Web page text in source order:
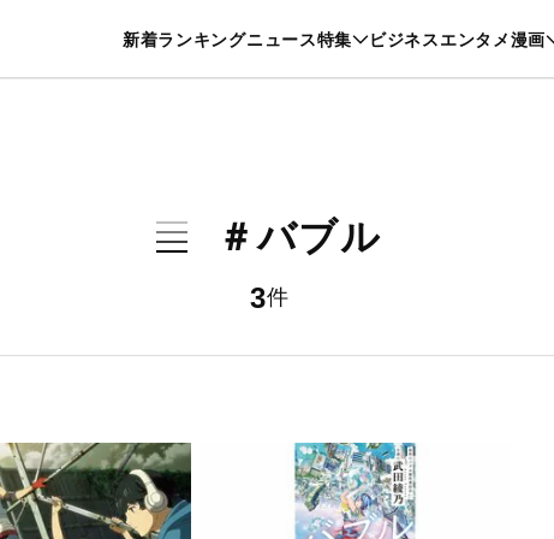
新着ランキングニュース特集 ビジネスエンタメ漫画
暮らし スポーツ ヘルスケア 美容 グルメ
＃バブル
3件